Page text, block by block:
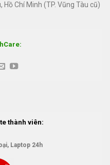
Hồ Chí Minh (TP. Vũng Tàu cũ)
thành viên:
Laptop 24h